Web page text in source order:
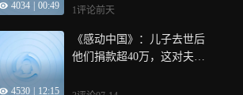
4034 00:49
爸爸做康复
1评论前天
4530 12:15
《感动中国》：儿子去世后
他们捐款超40万，这对夫妻